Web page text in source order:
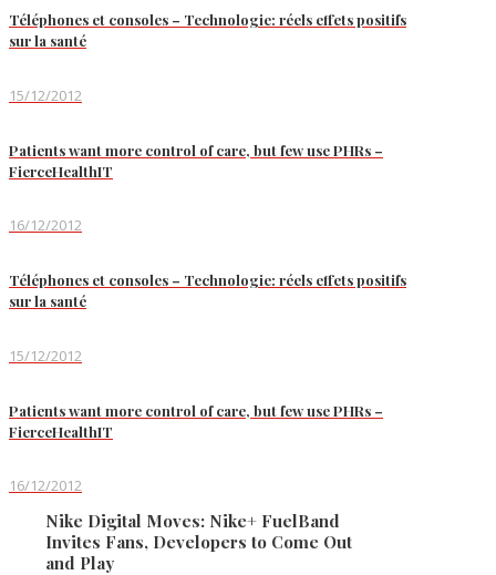
Téléphones et consoles – Technologie: réels effets positifs
sur la santé
15/12/2012
Patients want more control of care, but few use PHRs –
FierceHealthIT
16/12/2012
Téléphones et consoles – Technologie: réels effets positifs
sur la santé
15/12/2012
Patients want more control of care, but few use PHRs –
FierceHealthIT
16/12/2012
Nike Digital Moves: Nike+ FuelBand
Invites Fans, Developers to Come Out
and Play